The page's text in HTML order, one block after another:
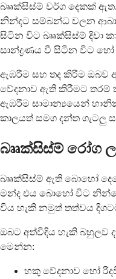
බෲක්සිස්ම් වර්ග දෙකක්
නින්දට සම්බන්ධ චලන
සිටින විට බෲක්සිස්ම් දිවා
සාන්ද්‍රණය වී සිටින විට
ඇඹරීම සහ තද කිරීම ඔබව
වේදනාව ඇති කිරීමට තරම්
ඇඹරීම සාමාන්‍යයෙන්
කාලයත් සමග දන්ත ගැටලු
බෲක්සිස්ම් රෝග
බෲක්සිස්ම් ඇති බොහෝ
මන්ද එය බොහෝ විට
විය හැකි නමුත් තත්වය
ඔබට අත්විඳිය හැකි
මෙන්න:
හකු වේදනාව හෝ